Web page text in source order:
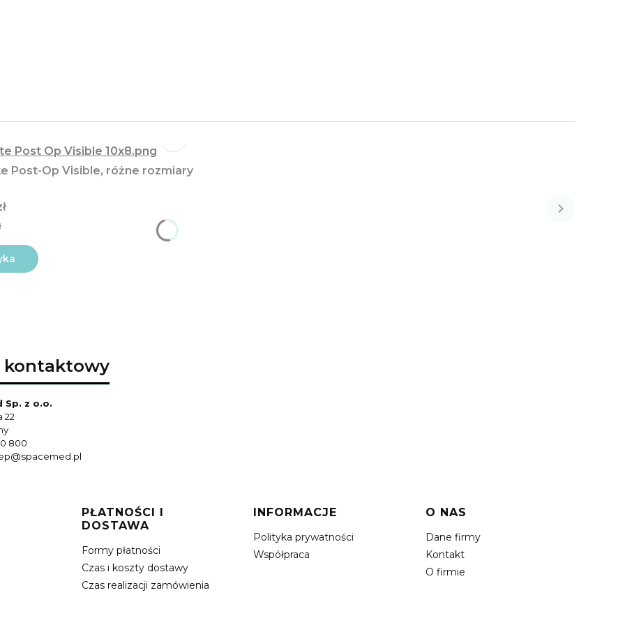
Post-Op Visible, różne rozmiary
kontaktowy
Sp. z o.o.
22
800
PŁATNOŚCI I
DOSTAWA
Formy płatności
Czas i koszty dostawy
Czas realizacji zamówienia
INFORMACJE
Polityka prywatności
Współpraca
O NAS
Dane firmy
Kontakt
O firmie